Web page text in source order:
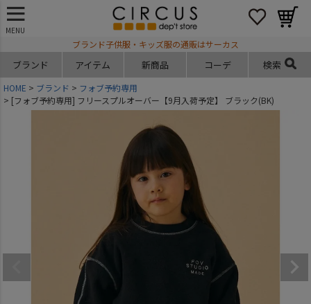
MENU
ブランド子供服・キッズ服の通販はサーカス
ブランド アイテム 新商品 コーデ 検索
HOME ブランド
フォブ予約専用
[フォブ予約専用] フリースプルオーバー【9月入荷予定】 ブラック(BK)